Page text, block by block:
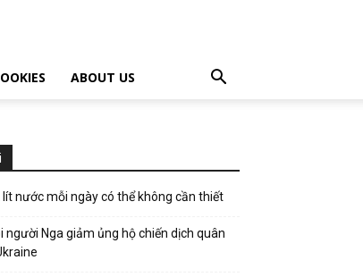
ABOUT US
lít nước mỗi ngày có thể không cần thiết
người Nga giảm ủng hộ chiến dịch quân